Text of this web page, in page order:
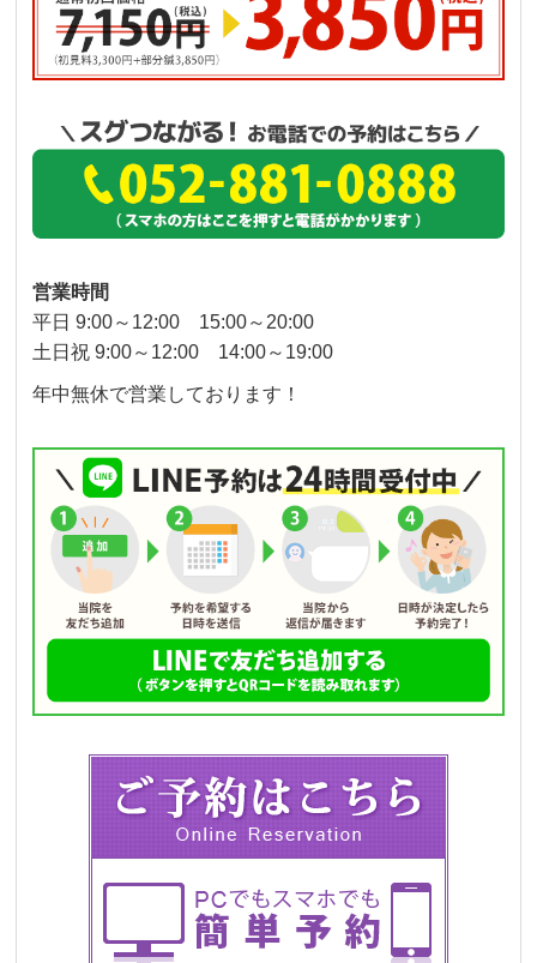
営業時間
平日 9:00～12:00 15:00～20:00
土日祝 9:00～12:00 14:00～19:00
年中無休で営業しております！